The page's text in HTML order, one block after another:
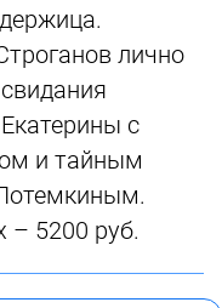
лично
с
и тайным
– 5200 руб.